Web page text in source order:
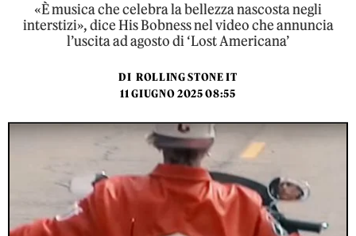
«È musica che celebra la bellezza nascosta negli
interstizi», dice His Bobness nel video che annuncia
l’uscita ad agosto di ‘Lost Americana’
DI ROLLING STONE IT
11 GIUGNO 2025 08:55